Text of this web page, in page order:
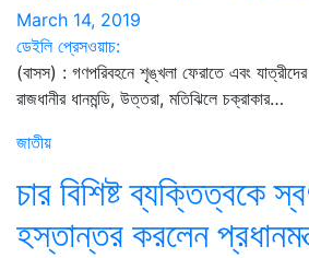
March 14, 2019
ডেইলি প্রেসওয়াচ:
(বাসস) : গণপরিবহনে শৃঙ্খলা ফেরাতে এবং
রাজধানীর ধানমন্ডি, উত্তরা, মতিঝিলে চক্রাকার…
জাতীয়
চার বিশিষ্ট ব্যক্তিত্বকে
হস্তান্তর করলেন